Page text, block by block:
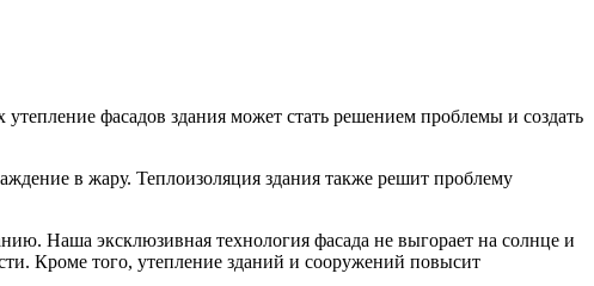
фасадов здания может стать решением проблемы и создать
в жару. Теплоизоляция здания также решит проблему
Наша эксклюзивная технология фасада не выгорает на солнце и
Кроме того, утепление зданий и сооружений повысит